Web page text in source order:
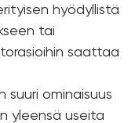
hyödyllistä
tai
saattaa
suuri ominaisuus
yleensä useita